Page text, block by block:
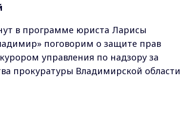
в программе юриста Ларисы
поговорим о защите прав
управления по надзору за
прокуратуры Владимирской области